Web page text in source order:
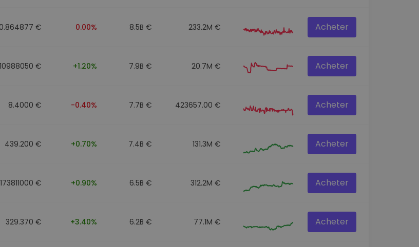
0.864877 € 0.00% 8.5B € 233.2M € Acheter
€ +1.20% 7.9B € 20.7M € Acheter
8.4000 € -0.40% 7.7B € 423657.00 € Acheter
439.200 € +0.70% 7.4B € 131.3M € Acheter
€ +0.90% 6.5B € 312.2M € Acheter
329.370 € +3.40% 6.2B € 77.1M € Acheter